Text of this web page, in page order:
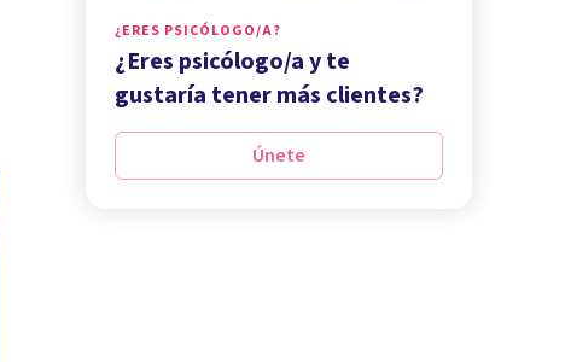
¿ERES PSICÓLOGO/A?
¿Eres psicólogo/a y te
gustaría tener más clientes?
Únete